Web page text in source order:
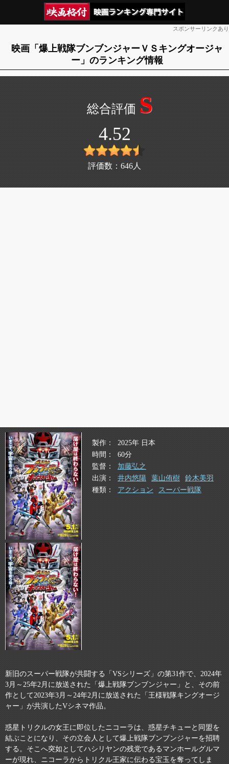
スポンサーリンクあり
映画「爆上戦隊ブンブンジャーＶＳキングオージャ
ー」のランキング情報
S
4.52
評価数： 646 人
製作
2025年 日本
時間
60分
監督
加藤弘之
出演
井内悠陽 葉山侑樹
鈴木美羽
種類
アクション スーパー戦隊
新旧のスーパー戦隊が共闘する「VSシリーズ」の第31作で、2024年
3月～25年2月に放送された「爆上戦隊ブンブンジャー」と、その前
作として2023年3月～24年2月に放送された「王様戦隊キングオージ
ャー」が共演したVシネマ作品。
惑星トリクルの女王に即位したニコーラは、惑星チキューと同盟を
結ぶことになり、その立会人として爆上戦隊ブンブンジャーを招聘
する。そこへ突如としてハシリヤンの残党であるマンホールグルマ
ーが現れ、ニコーラからトリクル王家に伝わる宝玉を奪ってしま